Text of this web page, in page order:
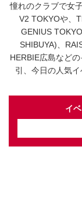
憧れのクラブで女
V2 TOKYOや、
GENIUS
SHIBUYA)、
HERBIE広島など
引、今日の人気
イ